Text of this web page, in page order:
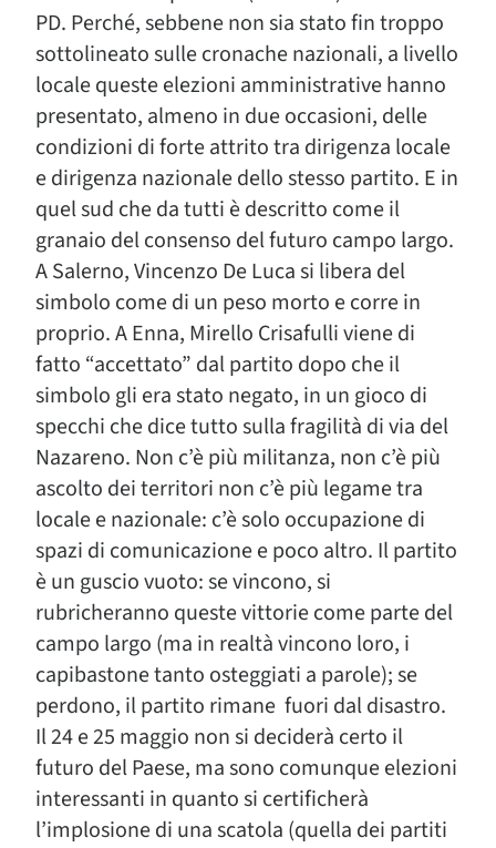
PD. Perché, sebbene non sia stato fin troppo
sottolineato sulle cronache nazionali, a livello
locale queste elezioni amministrative hanno
presentato, almeno in due occasioni, delle
condizioni di forte attrito tra dirigenza locale
e dirigenza nazionale dello stesso partito. E in
quel sud che da tutti è descritto come il
granaio del consenso del futuro campo largo.
A Salerno, Vincenzo De Luca si libera del
simbolo come di un peso morto e corre in
proprio. A Enna, Mirello Crisafulli viene di
fatto “accettato” dal partito dopo che il
simbolo gli era stato negato, in un gioco di
specchi che dice tutto sulla fragilità di via del
Nazareno. Non c’è più militanza, non c’è più
ascolto dei territori non c’è più legame tra
locale e nazionale: c’è solo occupazione di
spazi di comunicazione e poco altro. Il partito
è un guscio vuoto: se vincono, si
rubricheranno queste vittorie come parte del
campo largo (ma in realtà vincono loro, i
capibastone tanto osteggiati a parole); se
perdono, il partito rimane fuori dal disastro.
Il 24 e 25 maggio non si deciderà certo il
futuro del Paese, ma sono comunque elezioni
interessanti in quanto si certificherà
l’implosione di una scatola (quella dei partiti